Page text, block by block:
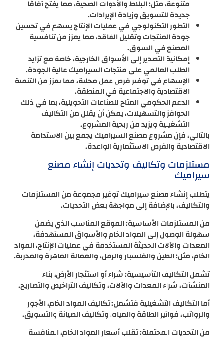
متنوعة، مثل: البلاط والأدوات الصحية، مما يفتح آفاقًا
جديدة للتسويق وزيادة الإيرادات.
التطور التكنولوجي في عمليات الإنتاج يسهم في تحسين
جودة المنتجات وتقليل الفاقد، مما يعزز من تنافسية
المصنع في السوق.
إمكانية التصدير إلى الأسواق الخارجية، خاصة مع تزايد
الطلب العالمي على منتجات السيراميك عالية الجودة.
الإسهام في توفير فرص عمل محلية، مما يعزز من التنمية
الاقتصادية والاجتماعية في المنطقة.
الدعم الحكومي المتاح للصناعات التحويلية، بما في ذلك
الحوافز والتسهيلات، يمكن أن يقلل من التكاليف
التشغيلية ويزيد من ربحية المشروع.
بالتالي، فإن مشروع مصنع السيراميك يجمع بين الاستدامة
الاقتصادية والفرص الاستثمارية الواعدة.
مستلزمات وتكاليف وتحديات إنشاء مصنع
سيراميك
يتطلب إنشاء مصنع سيراميك توفير مجموعة من المستلزمات
والتكاليف، بالإضافة إلى مواجهة بعض التحديات.
من المستلزمات الأساسية: الموقع المناسب الذي يضمن
سهولة الوصول إلى المواد الخام والأسواق المستهدفة،
المعدات والآلات الحديثة المستخدمة في عمليات الإنتاج، المواد
الخام، مثل: الطين والفلسبار والرمل، والعمالة الماهرة والمدربة.
تشمل التكاليف التأسيسية: شراء أو استئجار الأرض، بناء
المنشآت، شراء المعدات والآلات، وتكاليف التراخيص والتصاريح.
أما التكاليف التشغيلية فتشمل: تكاليف المواد الخام، الأجور
والرواتب، فواتير الطاقة والمياه، وتكاليف الصيانة والتسويق.
من التحديات المحتملة: تقلب أسعار المواد الخام، المنافسة